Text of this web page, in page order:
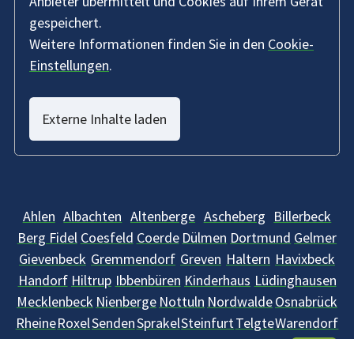
gespeichert.
Weitere Informationen finden Sie in den Cookie-
Einstellungen.
Externe Inhalte laden
Ahlen Albachten Altenberge Ascheberg Billerbeck
Berg Fidel Coesfeld Coerde Dülmen Dortmund Gelmer
Gievenbeck Gremmendorf Greven Haltern Havixbeck
Handorf Hiltrup Ibbenbüren Kinderhaus Lüdinghausen
Mecklenbeck Nienberge Nottuln NordwaldeOsnabrück
RheineRoxelSendenSprakelSteinfurtTelgteWarendorf